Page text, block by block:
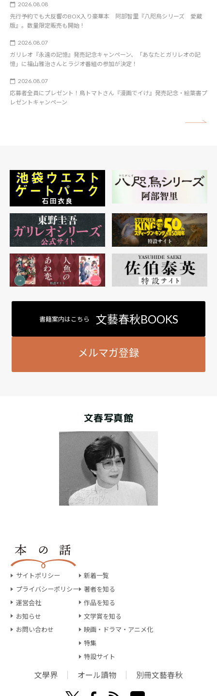
2026.08.08
先行予約でも大反響のBOX入り豪華本 阿部智里『八咫烏シリーズ 愛蔵
版』。数量限定販売も開始！
2026.08.07
ガリレオ『永遠の記憶』発売記念キャンペーン、「あなたとガリレオの記
憶」に福山雅治さんとラジオ番組の参加が決定！
2026.08.07
応募者全員にプレゼント！鳥トマトさん『漫画でイけ』発売記念・絵葉書プ
レゼントキャンペーン
書籍案内はこちら 文藝春秋BOOKS
メルマガ登録
文春写真館
サイトポリシー
プライバシーポリシー
運営会社
お知らせ
お問い合わせ
新着一覧
著者を知る
作品を知る
文学賞を知る
映画・ドラマ・アニメ化
特集
特設サイト
文學界 オール讀物 別冊文藝春秋